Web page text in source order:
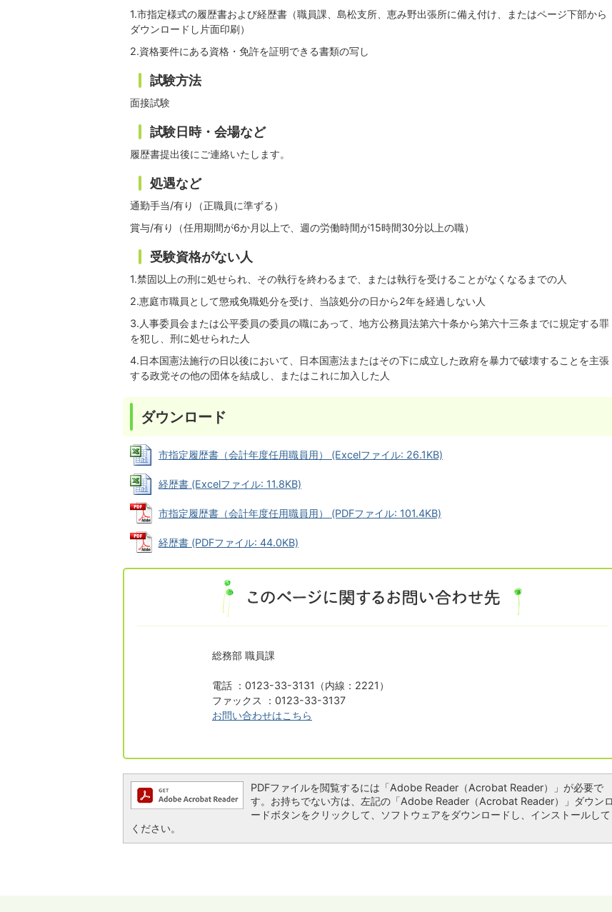
1.市指定様式の履歴書および経歴書（職員課、島松支所、恵み野出張所に備え付け、またはページ下部から
ダウンロードし片面印刷）
2.資格要件にある資格・免許を証明できる書類の写し
試験方法
面接試験
試験日時・会場など
履歴書提出後にご連絡いたします。
処遇など
通勤手当/有り（正職員に準ずる）
賞与/有り（任用期間が6か月以上で、週の労働時間が15時間30分以上の職）
受験資格がない人
1.禁固以上の刑に処せられ、その執行を終わるまで、または執行を受けることがなくなるまでの人
2.恵庭市職員として懲戒免職処分を受け、当該処分の日から2年を経過しない人
3.人事委員会または公平委員の委員の職にあって、地方公務員法第六十条から第六十三条までに規定する罪
を犯し、刑に処せられた人
4.日本国憲法施行の日以後において、日本国憲法またはその下に成立した政府を暴力で破壊することを主張
する政党その他の団体を結成し、またはこれに加入した人
ダウンロード
市指定履歴書（会計年度任用職員用） (Excelファイル: 26.1KB)
経歴書 (Excelファイル: 11.8KB)
市指定履歴書（会計年度任用職員用） (PDFファイル: 101.4KB)
経歴書 (PDFファイル: 44.0KB)
総務部 職員課
電話 ：0123-33-3131（内線：2221）
ファックス ：0123-33-3137
お問い合わせはこちら
PDFファイルを閲覧するには「Adobe Reader（Acrobat Reader）」が必要で
す。お持ちでない方は、左記の「Adobe Reader（Acrobat Reader）」ダウンロ
ードボタンをクリックして、ソフトウェアをダウンロードし、インストールして
ください。